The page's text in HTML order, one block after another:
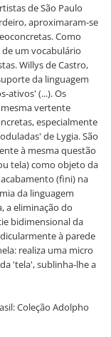
de São Paulo
aproximaram-se
Como
um vocabulário
Willys de Castro,
da linguagem
ativos' (...). Os
vertente
especialmente
de Lygia. São
à mesma questão
tela) como objeto da
(fini) na
da linguagem
a eliminação do
bidimensional da
à parede
realiza uma micro
'tela', sublinha-lhe a
Coleção Adolpho